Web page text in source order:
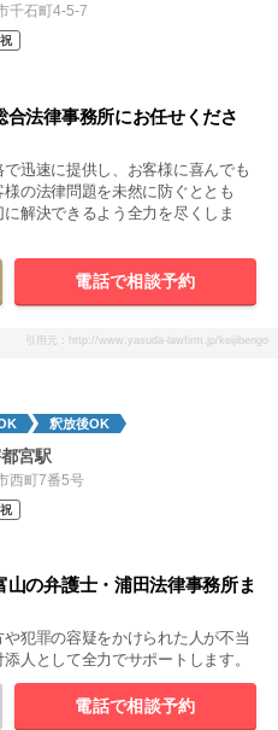
千石町4-5-7
法律事務所にお任せくださ
で迅速に提供し、お客様に喜んでも
の法律問題を未然に防ぐととも
解決できるよう全力を尽くしま
電話で相談予約
引用元：http://www.yasuda-lawfirm.jp/keijibengo
釈放後OK
宮駅
西町7番5号
の弁護士・浦田法律事務所ま
犯罪の容疑をかけられた人が不当
人として全力でサポートします。
電話で相談予約